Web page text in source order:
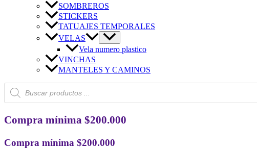
SOMBREROS
STICKERS
TATUAJES TEMPORALES
VELAS
Vela numero plastico
VINCHAS
MANTELES Y CAMINOS
Búsqueda
de
productos
Compra mínima $200.000
Compra mínima $200.000